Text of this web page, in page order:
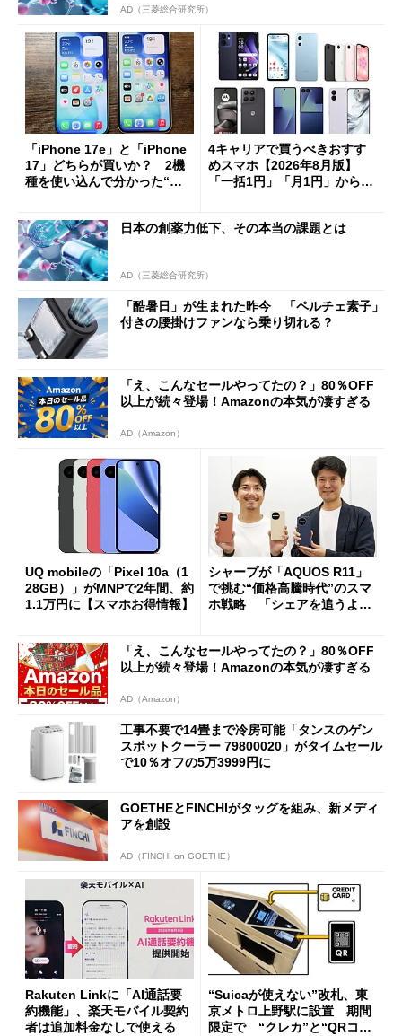
AD（三菱総合研究所）
「iPhone 17e」と「iPhone
17」どちらが買いか？ 2機
種を使い込んで分かった“ス
4キャリアで買うべきおすす
めスマホ【2026年8月版】
「一括1円」「月1円」からお
日本の創薬力低下、その本当の課題とは
AD（三菱総合研究所）
「酷暑日」が生まれた昨今 「ペルチェ素子」
付きの腰掛けファンなら乗り切れる？
「え、こんなセールやってたの？」80％OFF
以上が続々登場！Amazonの本気が凄すぎる
AD（Amazon）
UQ mobileの「Pixel 10a（1
28GB）」がMNPで2年間、約
1.1万円に【スマホお得情報】
シャープが「AQUOS R11」
で挑む“価格高騰時代”のスマ
ホ戦略 「シェアを追うより
「え、こんなセールやってたの？」80％OFF
以上が続々登場！Amazonの本気が凄すぎる
AD（Amazon）
工事不要で14畳まで冷房可能「タンスのゲン
スポットクーラー 79800020」がタイムセール
で10％オフの5万3999円に
GOETHEとFINCHIがタッグを組み、新メディ
アを創設
AD（FINCHI on GOETHE）
Rakuten Linkに「AI通話要
約機能」、楽天モバイル契約
者は追加料金なしで使える
“Suicaが使えない”改札、東
京メトロ上野駅に設置 期間
限定で “クレカ”と“QRコー